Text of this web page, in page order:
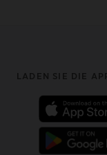
Footer
LADEN SIE DIE